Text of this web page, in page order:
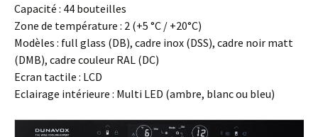
Capacité : 44 bouteilles
Zone de température : 2 (+5 °C / +20°C)
Modèles : full glass (DB), cadre inox (DSS), cadre noir matt
(DMB), cadre couleur RAL (DC)
Ecran tactile : LCD
Eclairage intérieure : Multi LED (ambre, blanc ou bleu)